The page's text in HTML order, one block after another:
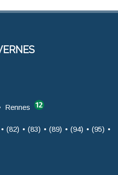
Rennes
(82) • (83) • (89) • (94) • (95) •